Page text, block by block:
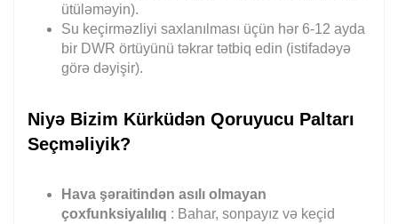
ütüləməyin).
Su keçirməzliyi saxlanılması üçün hər 6-12 ayda
bir DWR örtüyünü təkrar tətbiq edin (istifadəyə
görə dəyişir).
Niyə Bizim Kürküdən Qoruyucu Paltarı
Seçməliyik?
Hava şəraitindən asılı olmayan
çoxfunksiyalılıq : Bahar, sonpayız və keçid